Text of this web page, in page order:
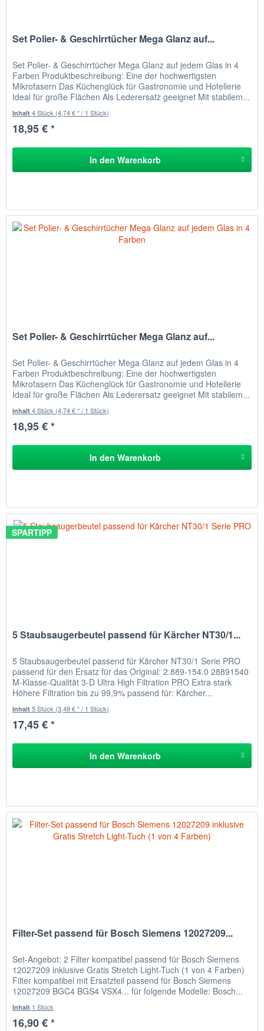
Set Polier- & Geschirrtücher Mega Glanz auf...
Set Polier- & Geschirrtücher Mega Glanz auf jedem Glas in 4
Farben Produktbeschreibung: Eine der hochwertigsten
Mikrofasern Das Küchenglück für Gastronomie und Hotellerie
Ideal für große Flächen Als Lederersatz geeignet Mit stabilem...
Inhalt4 Stück (4,74 € * / 1 Stück)
18,95 € *
In den Warenkorb
Set Polier- & Geschirrtücher Mega Glanz auf...
Set Polier- & Geschirrtücher Mega Glanz auf jedem Glas in 4
Farben Produktbeschreibung: Eine der hochwertigsten
Mikrofasern Das Küchenglück für Gastronomie und Hotellerie
Ideal für große Flächen Als Lederersatz geeignet Mit stabilem...
Inhalt4 Stück (4,74 € * / 1 Stück)
18,95 € *
In den Warenkorb
SPARTIPP
5 Staubsaugerbeutel passend für Kärcher NT30/1...
5 Staubsaugerbeutel passend für Kärcher NT30/1 Serie PRO
passend für den Ersatz für das Original: 2.889-154.0 28891540
M-Klasse-Qualität 3-D Ultra High Filtration PRO Extra stark
Höhere Filtration bis zu 99,9% passend für: Kärcher...
Inhalt5 Stück (3,49 € * / 1 Stück)
17,45 € *
In den Warenkorb
Filter-Set passend für Bosch Siemens 12027209...
Set-Angebot: 2 Filter kompatibel passend für Bosch Siemens
12027209 inklusive Gratis Stretch Light-Tuch (1 von 4 Farben)
Filter kompatibel mit Ersatzteil passend für Bosch Siemens
12027209 BGC4 BGS4 VSX4... für folgende Modelle: Bosch...
Inhalt 1 Stück
16,90 € *